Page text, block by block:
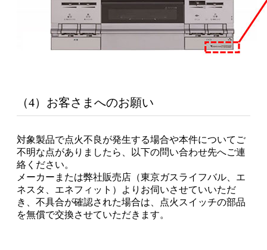
（4）お客さまへのお願い
対象製品で点火不良が発生する場合や本件についてご
不明な点がありましたら、以下の問い合わせ先へご連
絡ください。
メーカーまたは弊社販売店（東京ガスライフバル、エ
ネスタ、エネフィット）よりお伺いさせていいただ
き、不具合が確認された場合は、点火スイッチの部品
を無償で交換させていただきます。